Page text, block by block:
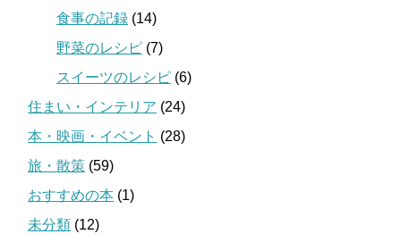
食事の記録 (14)
野菜のレシピ (7)
スイーツのレシピ (6)
住まい・インテリア (24)
本・映画・イベント (28)
旅・散策 (59)
おすすめの本 (1)
未分類 (12)